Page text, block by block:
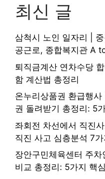
최신 글
삼척시 노인 일자리 |
공근로, 종합복지관 A
퇴직금계산 연차수당
함 계산법 총정리
온누리상품권 환급행
권 돌려받기 총정리: 5
좌회전 차선에서 직진
직진 사고 심층분석 7가
장안구민체육센터 주
비교 총정리: 5가지 핵